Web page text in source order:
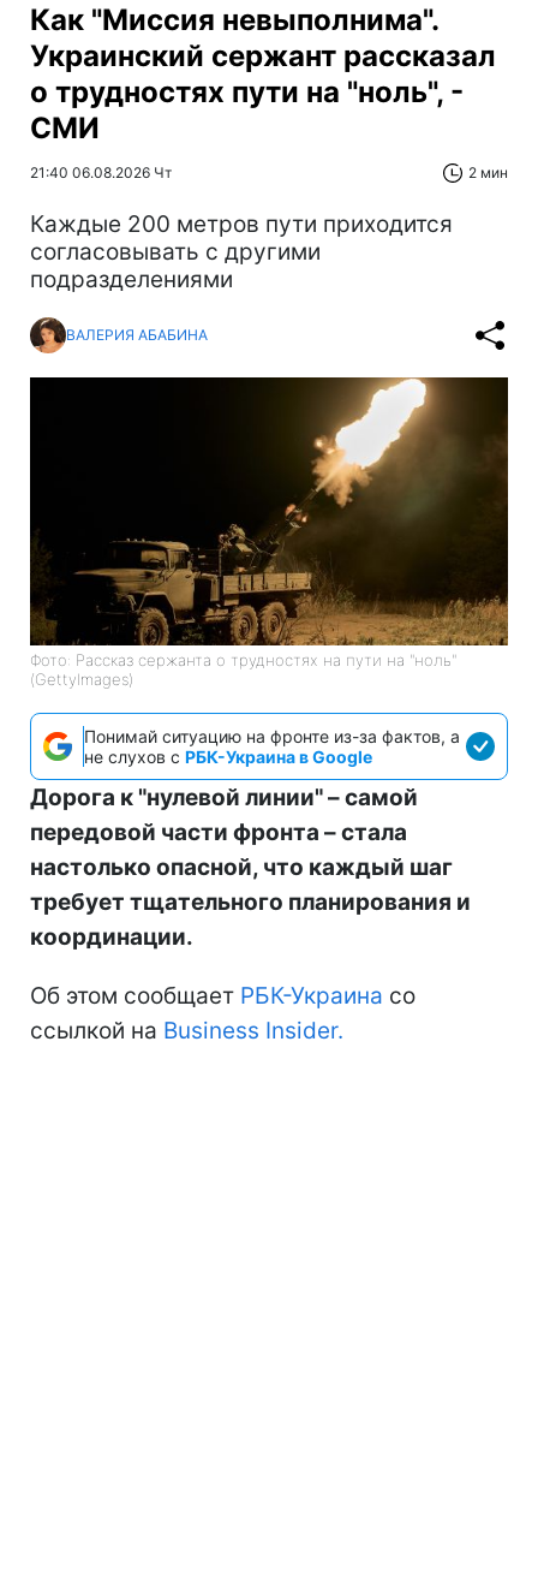
Как "Миссия невыполнима".
Украинский сержант рассказал
о трудностях пути на "ноль", -
СМИ
21:40 06.08.2026 Чт 2 мин
Каждые 200 метров пути приходится
согласовывать с другими
подразделениями
ВАЛЕРИЯ АБАБИНА
Фото: Рассказ сержанта о трудностях на пути на "ноль"
(GettyImages)
Понимай ситуацию на фронте из-за фактов, а
не слухов с РБК-Украина в Google
Дорога к "нулевой линии" – самой
передовой части фронта – стала
настолько опасной, что каждый шаг
требует тщательного планирования и
координации.
Об этом сообщает РБК-Украина со
ссылкой на Business Insider.